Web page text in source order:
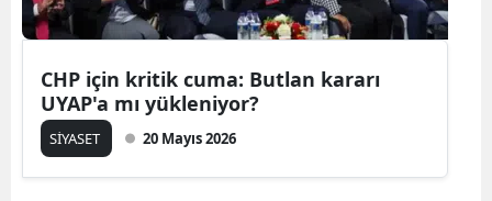
CHP için kritik cuma: Butlan kararı
UYAP'a mı yükleniyor?
SİYASET 20 Mayıs 2026